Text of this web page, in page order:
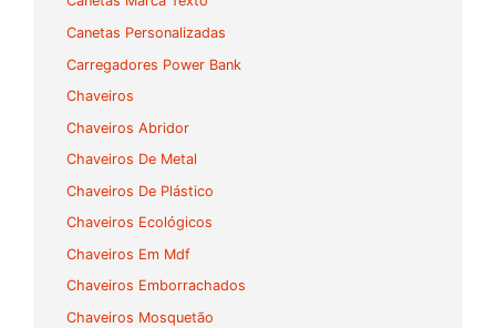
Canetas Personalizadas
Carregadores Power Bank
Chaveiros
Chaveiros Abridor
Chaveiros De Metal
Chaveiros De Plástico
Chaveiros Ecológicos
Chaveiros Em Mdf
Chaveiros Emborrachados
Chaveiros Mosquetão